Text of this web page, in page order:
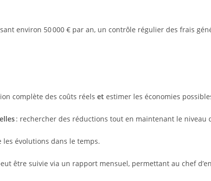
environ 50 000 € par an, un contrôle régulier des frais
complète des coûts réels et estimer les économies
: rechercher des réductions tout en maintenant le niveau
les évolutions dans le temps.
être suivie via un rapport mensuel, permettant au chef